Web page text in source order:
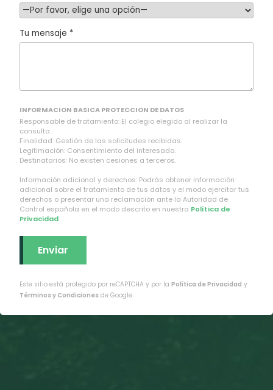
Tu mensaje *
INFORMACION BASICA PROTECCION DE DATOS
Responsable de tratamiento: El colegio elegido al realizar la
consulta.
Finalidad: Gestión de las solicitudes recibidas.
Legitimación: Consentimiento del interesado.
Destinatarios: No existen cesiones a terceros.
Información adicional y derechos: Podrás obtener información
adicional sobre el tratamiento de tus datos y el modo ejercitar tus
derechos o presentar una reclamación ante la Autoridad de
Control española en el modo descrito en nuestra Política de
Privacidad.
Este sitio está protegido por reCAPTCHA y por la Política de Privacidad y
Términos y Condiciones de Google.